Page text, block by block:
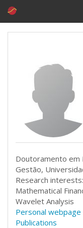
Doutoramento em
Gestão,
Research
Mathematical
Wavelet Analysis
Personal webpage
Publications